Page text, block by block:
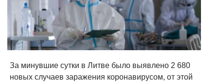
За минувшие сутки в Литве было выявлено 2 680
новых случаев заражения коронавирусом, от этой